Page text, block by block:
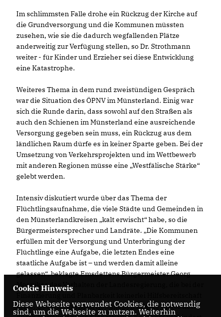
Im schlimmsten Falle drohe ein Rückzug der Kirche auf
die Grundversorgung und die Kommunen müssten
zusehen, wie sie die dadurch wegfallenden Plätze
anderweitig zur Verfügung stellen, so Dr. Strothmann
weiter - für Kinder und Erzieher sei diese Entwicklung
eine Katastrophe.
Weiteres Thema in dem rund zweistündigen Gespräch
war die Situation des ÖPNV im Münsterland. Einig war
sich die Runde darin, dass sowohl auf den Straßen als
auch den Schienen im Münsterland eine ausreichende
Versorgung gegeben sein muss, ein Rückzug aus dem
ländlichen Raum dürfe es in keiner Sparte geben. Bei der
Umsetzung von Verkehrsprojekten und im Wettbewerb
mit anderen Regionen müsse eine „Westfälische Stärke“
gelebt werden.
Intensiv diskutiert wurde über das Thema der
Flüchtlingsaufnahme, die viele Städte und Gemeinden in
den Münsterlandkreisen „kalt erwischt“ habe, so die
Bürgermeistersprecher und Landräte. „Die Kommunen
erfüllen mit der Versorgung und Unterbringung der
Flüchtlinge eine Aufgabe, die letzten Endes eine
staatliche Aufgabe ist – und werden damit alleine
gelassen“, beklagte Emsdettens Bürgermeister Georg
Moenikes das Verhalten der Landesregierung, die bei der
zeige. Das jetzt in vielen Kommunen erlebte Chaos hätte
Cookie Hinweis
Diese Webseite verwendet Cookies, die notwendig
sind, um die Webseite zu nutzen. Weiterhin